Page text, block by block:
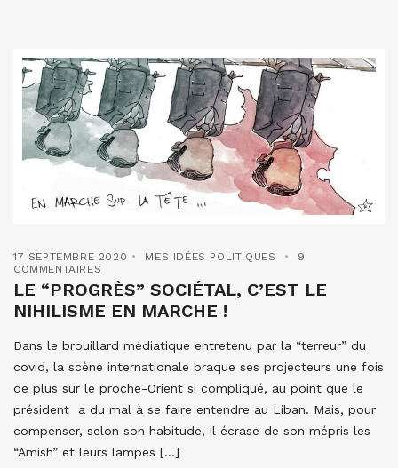
17 SEPTEMBRE 2020 MES IDÉES POLITIQUES
9
COMMENTAIRES
LE “PROGRÈS” SOCIÉTAL, C’EST LE
NIHILISME EN MARCHE !
Dans le brouillard médiatique entretenu par la “terreur” du
covid, la scène internationale braque ses projecteurs une fois
de plus sur le proche-Orient si compliqué, au point que le
président a du mal à se faire entendre au Liban. Mais, pour
compenser, selon son habitude, il écrase de son mépris les
“Amish” et leurs lampes […]